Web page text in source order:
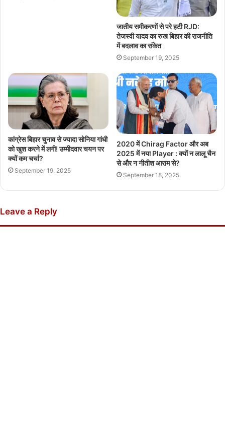
जातीय समीकरणों से परे हटी RJD:
तेजस्वी यादव का रुख बिहार की राजनीति
में बदलाव का संकेत
September 19, 2025
कांग्रेस बिहार चुनाव से ज्यादा सोनिया गांधी
को खुश करने में लगी! उम्मीदवार चयन पर
क्यों कम चर्चा?
September 19, 2025
2020 में Chirag Factor और अब
2025 में नया Player : क्यों न लालू चैन
से और न नीतीश आराम से?
September 18, 2025
Leave a Reply